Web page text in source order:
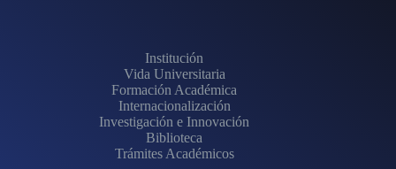
Institución
Vida Universitaria
Formación Académica
Internacionalización
Investigación e Innovación
Biblioteca
Trámites Académicos